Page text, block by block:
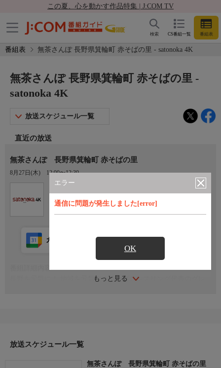
この夏、心を動かす作品特集 | J:COM TV
CS番組一覧 番組表
検索
番組表 無茶さんぽ 長野県箕輪町 赤そばの里 - satonoka 4K
エラー
通信に問題が発生しました[error]
OK
無茶さんぽ 長野県箕輪町 赤そばの里 -
satonoka 4K
放送スケジュール一覧
直近の放送
無茶さんぽ 長野県箕輪町 赤そばの里
8月27日(木) 12:00〜12:30
もっと見る
カレンダー登録 アプリ視聴
長野を元気に！ 地域を元気に！信州プロレスリング代表のグレ
放送スケジュール一覧
無茶さんぽ 長野県箕輪町 赤そばの里